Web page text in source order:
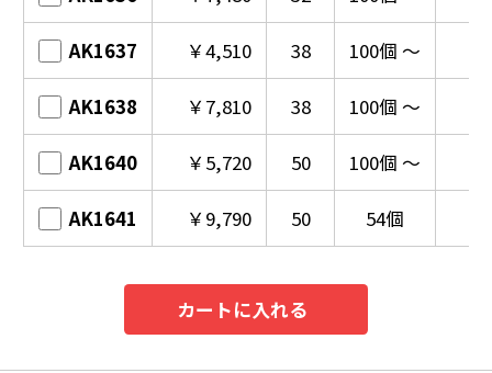
AK1637
AK1638
AK1640
AK1641
￥4,510 38 100個 ～
￥7,810 38 100個 ～
￥5,720 50 100個 ～
￥9,790 50 54個
カートに入れる